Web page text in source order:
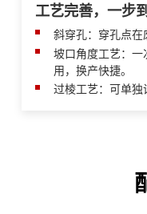
工艺完善，一步
斜穿孔：穿孔点在
坡口角度工艺：一
用，换产快捷。
过棱工艺：可单独